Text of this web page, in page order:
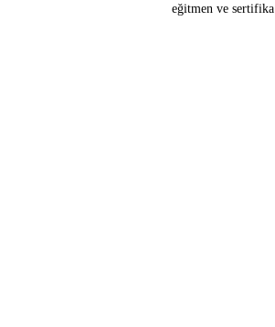
eğitmen ve sertifika